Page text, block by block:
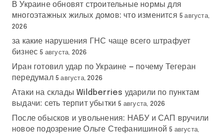
В Украине обновят строительные нормы для
многоэтажных жилых домов: что изменится 5 августа,
2026
за какие нарушения ГНС чаще всего штрафует
бизнес 5 августа, 2026
Иран готовил удар по Украине — почему Тегеран
передумал 5 августа, 2026
Атаки на склады Wildberries ударили по пунктам
выдачи: сеть терпит убытки 5 августа, 2026
После обысков и увольнения: НАБУ и САП вручили
новое подозрение Ольге Стефанишиной 5 августа,